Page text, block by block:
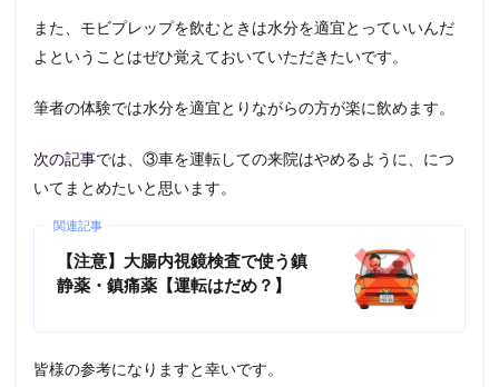
また、モビプレップを飲むときは水分を適宜とっていいんだ
よということはぜひ覚えておいていただきたいです。
筆者の体験では水分を適宜とりながらの方が楽に飲めます。
次の記事では、③車を運転しての来院はやめるように、につ
いてまとめたいと思います。
関連記事
【注意】大腸内視鏡検査で使う鎮
静薬・鎮痛薬【運転はだめ？】
皆様の参考になりますと幸いです。